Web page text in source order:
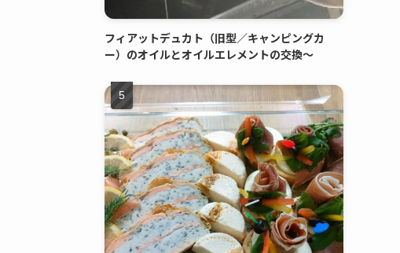
フィアットデュカト（旧型／キャンピングカ
ー）のオイルとオイルエレメントの交換～